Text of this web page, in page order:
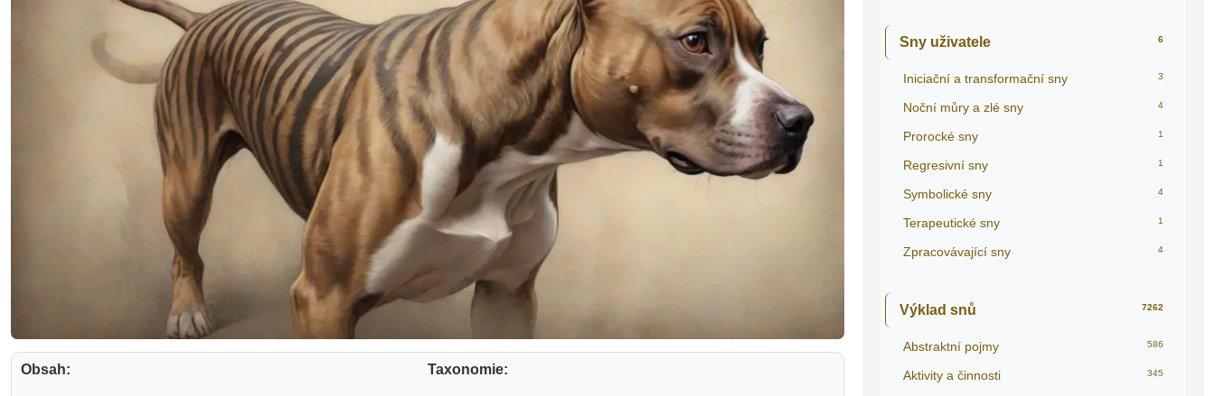
Obsah: Taxonomie:
Sny uživatele 6
Iniciační a transformační sny 3
Noční můry a zlé sny 4
Prorocké sny 1
Regresivní sny 1
Symbolické sny 4
Terapeutické sny 1
Zpracovávající sny 4
Výklad snů 7262
Abstraktní pojmy 586
Aktivity a činnosti 345